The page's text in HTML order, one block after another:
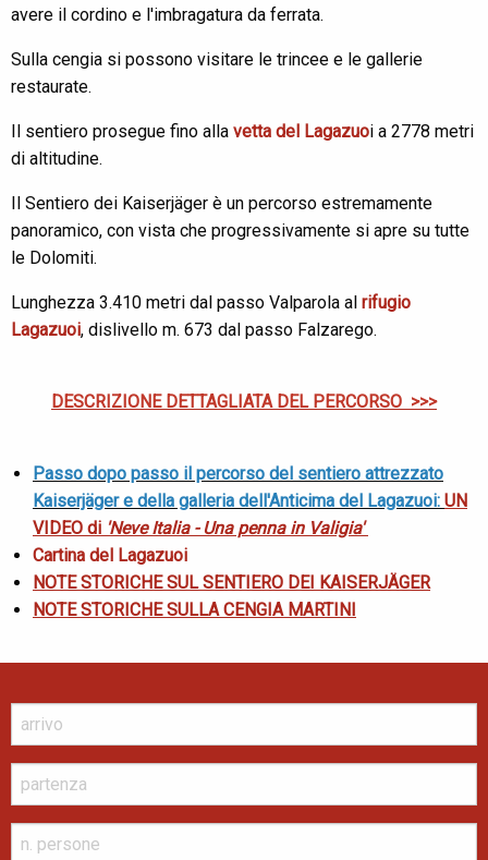
avere il cordino e l'imbragatura da ferrata.
Sulla cengia si possono visitare le trincee e le gallerie
restaurate.
Il sentiero prosegue fino alla vetta del Lagazuoi a 2778 metri
di altitudine.
Il Sentiero dei Kaiserjäger è un percorso estremamente
panoramico, con vista che progressivamente si apre su tutte
le Dolomiti.
Lunghezza 3.410 metri dal passo Valparola al rifugio
Lagazuoi, dislivello m. 673 dal passo Falzarego.
DESCRIZIONE DETTAGLIATA DEL PERCORSO >>>
Passo dopo passo il percorso del sentiero attrezzato
Kaiserjäger e della galleria dell'Anticima del Lagazuoi: UN
VIDEO di 'Neve Italia - Una penna in Valigia'
Cartina del Lagazuoi
NOTE STORICHE SUL SENTIERO DEI KAISERJÄGER
NOTE STORICHE SULLA CENGIA MARTINI